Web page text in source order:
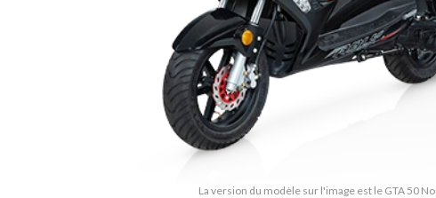
La version du modèle sur l'image est le GTA 50